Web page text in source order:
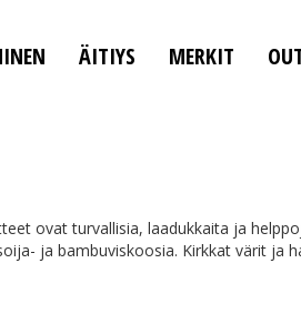
ÄITIYS MERKIT
ovat turvallisia, laadukkaita ja
ja bambuviskoosia. Kirkkat värit ja